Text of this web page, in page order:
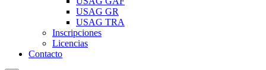
USAG GR
USAG TRA
Inscripciones
Licencias
Contacto